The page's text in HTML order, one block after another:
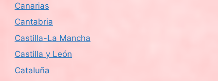
Canarias
Cantabria
Castilla-La Mancha
Castilla y León
Cataluña